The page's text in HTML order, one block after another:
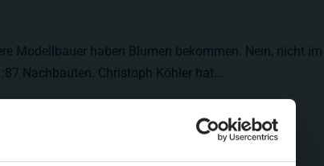
Modellbauer haben Blumen bekommen. Nein, nicht
Nachbauten. Christoph Köhler hat...